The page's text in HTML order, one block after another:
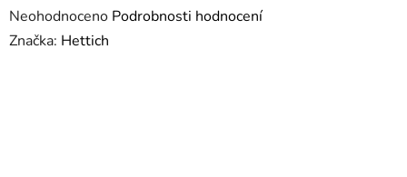
Průměrné
hodnocení
Neohodnoceno Podrobnosti hodnocení
Značka: Hettich